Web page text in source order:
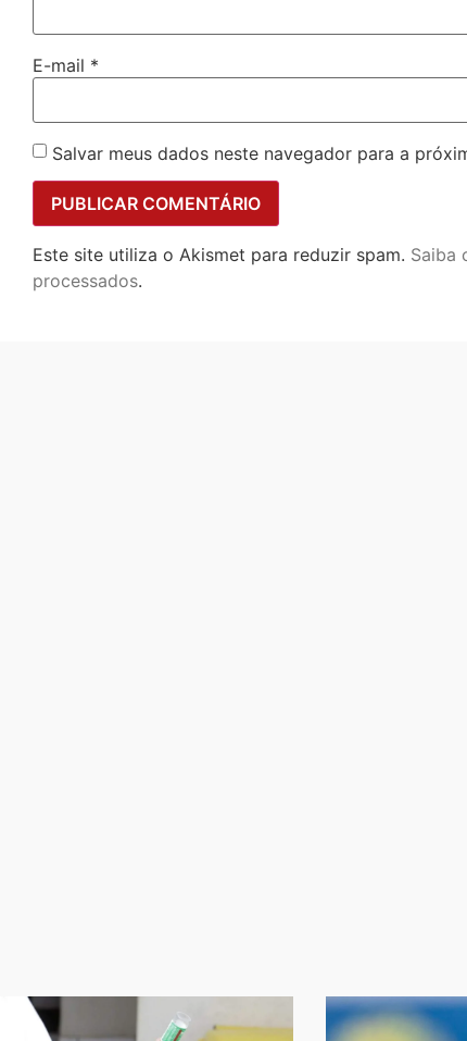
E-mail *
Salvar meus dados neste navegador para a
Este site utiliza o Akismet para reduzir spam. Saiba
processados.